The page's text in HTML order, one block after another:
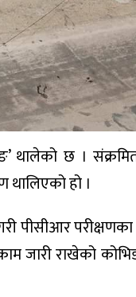
थालेको छ ।
हो ।
पीसीआर परीक्षणका
जारी राखेको